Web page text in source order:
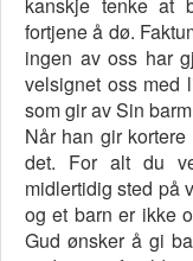
kanskje tenke at
fortjene å dø.
ingen av oss har
velsignet oss med
som gir av Sin
Når han gir
det. For alt du
midlertidig sted på
og et barn er ikke
Gud ønsker å gi